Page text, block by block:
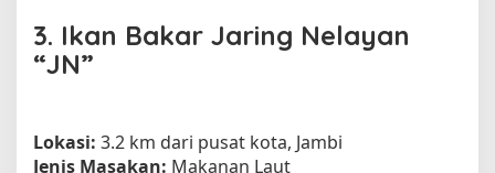
3. Ikan Bakar Jaring Nelayan
“JN”
Lokasi: 3.2 km dari pusat kota, Jambi
Jenis Masakan: Makanan Laut